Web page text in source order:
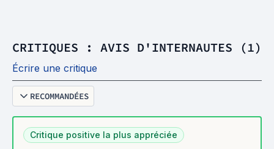
CRITIQUES : AVIS D'INTERNAUTES (1)
Écrire une critique
RECOMMANDÉES
Critique positive la plus appréciée